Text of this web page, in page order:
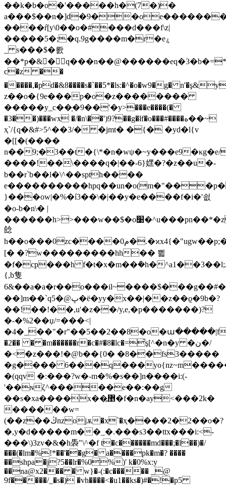
��k�b�o�'�����h�(7�)�
����ŕ[y\0��o�#���d���f\z|
�����5�;�q.9g����m�r�eۼ
_ s���$�뢄
ϲ�z ��
�����,�pd�&8����s�`��5*�ls:�^�o�w9�g�
z��o�{9e���p�o�z��������
�����y_c��ָ�9��'�y>���e����(�
�3��)���wx �/�n\��')9?��g�łf�o���#����ه��~
ҳ`/{q�&#>5^��3/� �jmt� �{� �yd�l{v
�[[�(����
n��9;�3��t�{\*�n�wψ�~y���e9�κg�e/
����!��\����ԛ�|��-6}嫼�?�z��u�-
b��r`b��l�\^��spth����
e����������hpq��un�o(m�"���p�
}���ow|�%�í3��\�|��y�e����f�i�'쇲
�o-b�n\� |
������h>>���w��$�o׹�^u���pn��*�zxˉ�"���\e�est�<
䭃
h��o���0zc����م0�.�ϰx4{�"ugw��p;������e�f[a����~1:>޸���3o9�p)�3��r�6��σ�.�y�#�hk��j��&
[� �?w���������hh�� 쁿
�f�cp���h f�t�x�m��ܽ�h�^a1��3��l;ػ&
{,b隻
6
��]m��`q5�@ڀ�ë�yy�x��|��z��ϱ�9b�?
��!��!��,u'�z��/y,e,�p�������)?
�-�%2��џ/=���<|
�2�� � �m������r�c�#�8�lc�=֮ş[^�n�y �ن�/
�<�z���!�@b��{0� �8��fs3�����
�g����
�(qqv �:���?w�-m�%�s��]n����i:(-
'��ɴζ^�����e��:��g
��s�xa����x��޵߽�f�n�ay<���2k�
������w=
(��z��ڭnzojѫ�x`�ҳ����2�2��o�?
�,y�d�����m��_�.���s3��ttx���i:<-
���\)3zv�&�h䮍"\^�f t�c������md���;�l��)�/
���(�lm�%!*��'��g� a����pk�m�? ����
��shpa�j?5��lr�%0%)' k�0%x:y
��na@x2��� � w}�-(:�c����� _@
9f�����/_�s�) �vh����<�u1��ks�)#�!�p5